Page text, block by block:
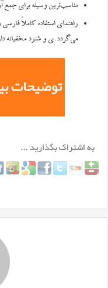
مناسب‌ترین وسیله برای جمع
راهنمای استفاده کاملاً فارسی
می‌گردد.ی و شنود مخفیانه